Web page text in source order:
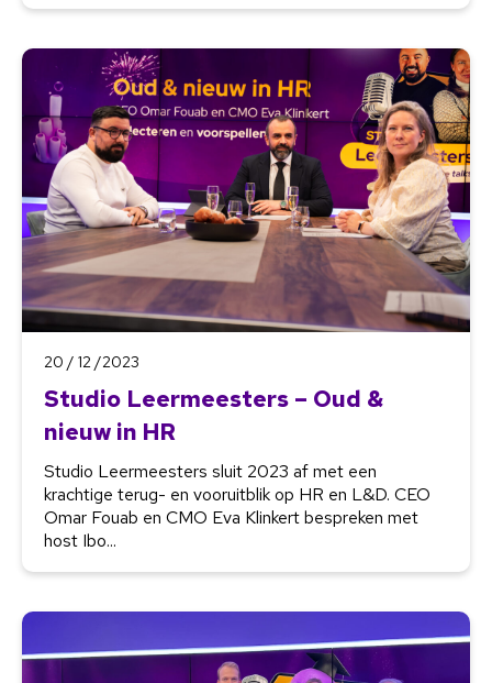
20 / 12 /2023
Studio Leermeesters – Oud &
nieuw in HR
Studio Leermeesters sluit 2023 af met een
krachtige terug- en vooruitblik op HR en L&D. CEO
Omar Fouab en CMO Eva Klinkert bespreken met
host Ibo...